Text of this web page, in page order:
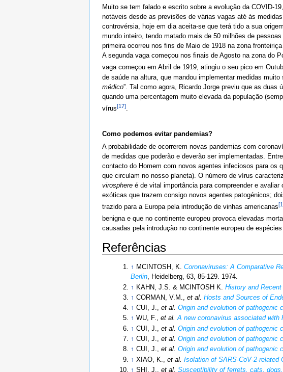
Muito se tem falado e escrito sobre a evolução da COVID-
notáveis desde as previsões de várias vagas até ás
controvérsia, hoje em dia aceita-se que terá tido a sua
mundo inteiro, tendo matado mais de 50 milhões de
primeira ocorreu nos fins de Maio de 1918 na zona
A segunda vaga começou nos finais de Agosto na zona do
vaga começou em Abril de 1919, atingiu o seu pico em
de saúde na altura, que mandou implementar medidas
médico”. Tal como agora, Ricardo Jorge previu que as
quando uma percentagem muito elevada da população
vírus[17].
Como podemos evitar pandemias?
A probabilidade de ocorrerem novas pandemias com
de medidas que poderão e deverão ser implementadas.
contacto do Homem com novos agentes infeciosos para os
que circulam no nosso planeta). O número de vírus
virosphere é de vital importância para compreender e
exóticas que trazem consigo novos agentes patogénicos;
trazido para a Europa pela introdução de vinhas americanas
benigna e que no continente europeu provoca elevadas
causadas pela introdução no continente europeu de
Referências
↑ MCINTOSH, K. Coronaviruses: A Comparative
Berlin, Heidelberg, 63, 85-129. 1974.
↑ KAHN, J.S. & MCINTOSH K. History and
↑ CORMAN, V.M., et al. Hosts and Sources of
↑ CUI, J., et al. Origin and evolution of pathogenic
↑ WU, F., et al. A new coronavirus associated with
↑ CUI, J., et al. Origin and evolution of pathogenic
↑ CUI, J., et al. Origin and evolution of pathogenic
↑ CUI, J., et al. Origin and evolution of pathogenic
↑ XIAO, K., et al. Isolation of SARS-CoV-2-related
↑ SHI, J., et al. Susceptibility of ferrets, cats,